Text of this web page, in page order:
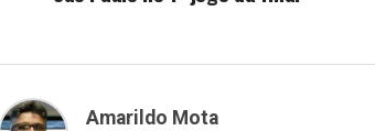
Amarildo Mota